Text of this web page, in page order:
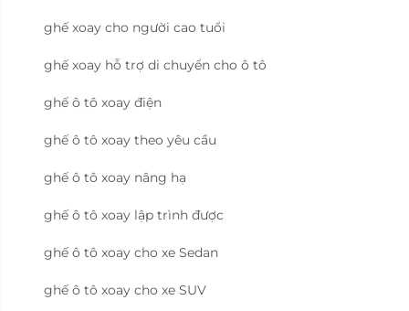
ghế xoay cho người cao tuổi
ghế xoay hỗ trợ di chuyển cho ô tô
ghế ô tô xoay điện
ghế ô tô xoay theo yêu cầu
ghế ô tô xoay nâng hạ
ghế ô tô xoay lập trình được
ghế ô tô xoay cho xe Sedan
ghế ô tô xoay cho xe SUV